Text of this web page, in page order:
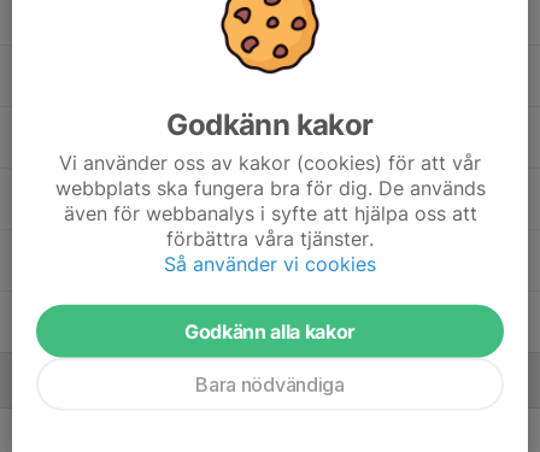
Jonathan Tenngart
Mattias Ciuraru Rosu
Mohamed Romodan
William Nilsson
Godkänn kakor
Vi använder oss av kakor (cookies) för att vår
webbplats ska fungera bra för dig. De används
även för webbanalys i syfte att hjälpa oss att
förbättra våra tjänster.
Så använder vi cookies
Godkänn alla kakor
Bara nödvändiga